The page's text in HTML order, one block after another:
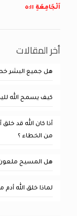
اَلْجَامِعَةِ ١١:‏٥
أخر المقالات
هل جميع البشر
كيف يسمح الله
أذا كان الله قد
من الخطاء ؟
هل المسيح ملعون
لماذا خلق الله